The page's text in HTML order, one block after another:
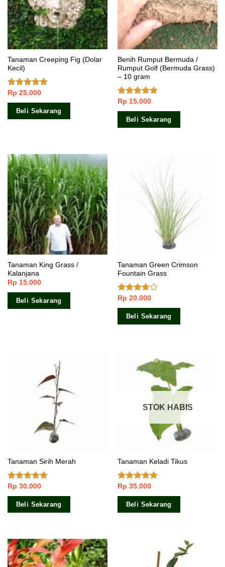
Tanaman Creeping Fig (Dolar
Kecil)
Dinilai
4.50dari 5
Rp 25.000
Beli Sekarang
Benih Rumput Bermuda /
Rumput Golf (Bermuda Grass)
– 10 gram
Dinilai5.00
dari 5
Rp 15.000
Beli Sekarang
Tanaman King Grass /
Kalanjana
Rp 15.000
Beli Sekarang
Tanaman Green Crimson
Fountain Grass
Dinilai
3.50dari
Rp 20.000
Beli Sekarang
Tanaman Sirih Merah
Dinilai4.90
dari 5
Rp 30.000
Beli Sekarang
STOK HABIS
Tanaman Keladi Tikus
Dinilai
4.50dari 5
Rp 35.000
Beli Sekarang